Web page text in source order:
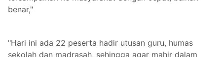
benar,"
"Hari ini ada 22 peserta hadir utusan guru, humas
sekolah dan madrasah, sehingga agar mahir dalam